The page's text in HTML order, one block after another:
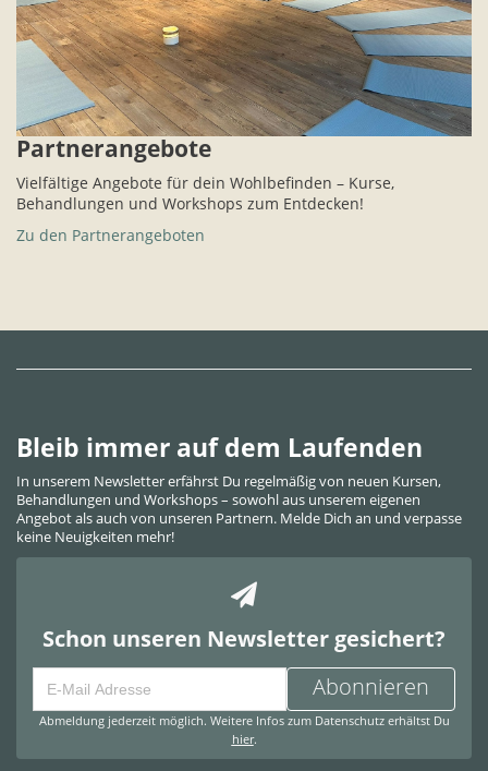
Partnerangebote
Vielfältige Angebote für dein Wohlbefinden – Kurse,
Behandlungen und Workshops zum Entdecken!
Zu den Partnerangeboten
Bleib immer auf dem Laufenden
In unserem Newsletter erfährst Du regelmäßig von neuen Kursen,
Behandlungen und Workshops – sowohl aus unserem eigenen
Angebot als auch von unseren Partnern. Melde Dich an und verpasse
keine Neuigkeiten mehr!
Schon unseren Newsletter gesichert?
Abonnieren
Abmeldung jederzeit möglich. Weitere Infos zum Datenschutz erhältst Du
hier.